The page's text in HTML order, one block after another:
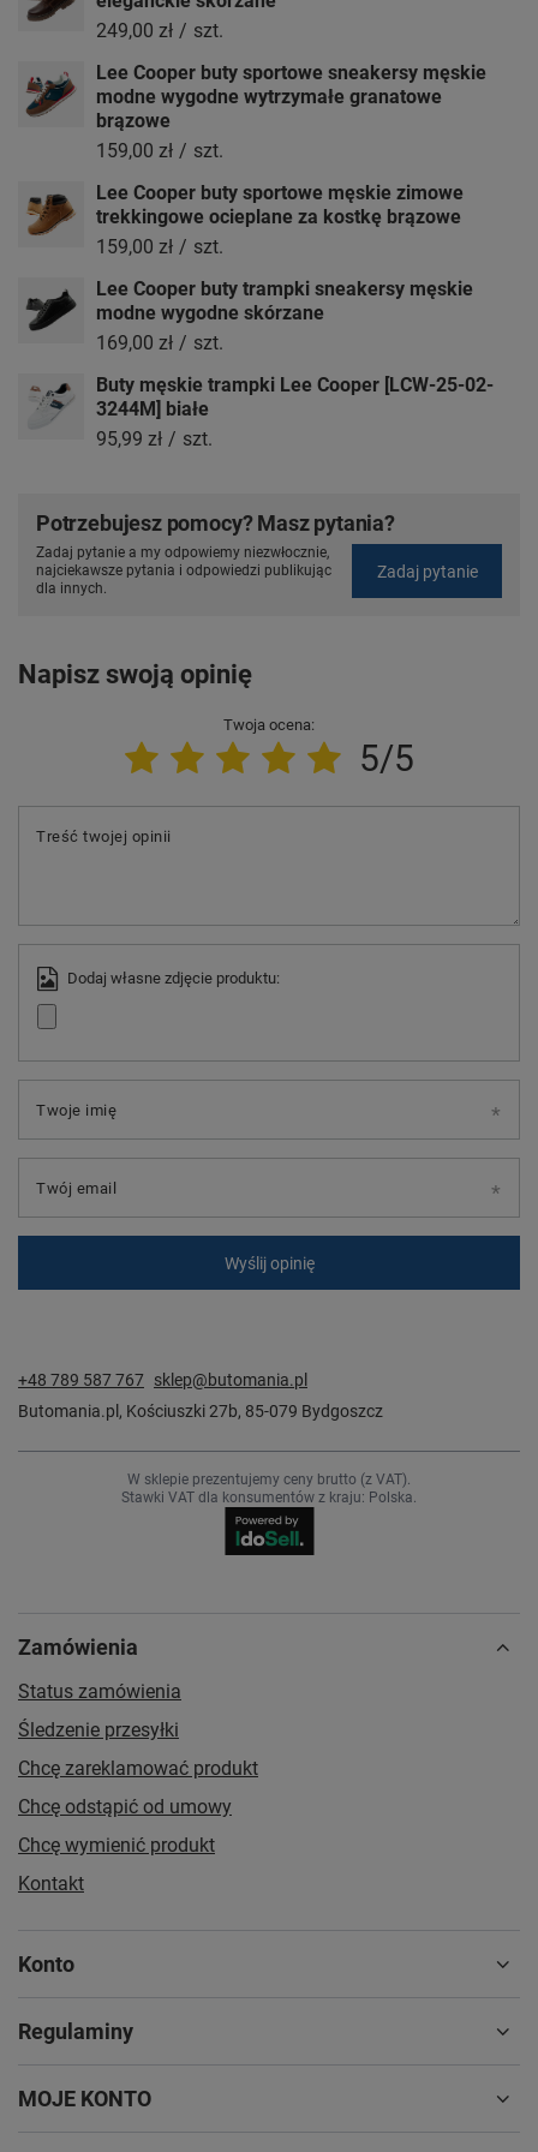
249,00 zł / szt.
Lee Cooper buty sportowe sneakersy męskie
modne wygodne wytrzymałe granatowe
brązowe
159,00 zł / szt.
Lee Cooper buty sportowe męskie zimowe
trekkingowe ocieplane za kostkę brązowe
159,00 zł / szt.
Lee Cooper buty trampki sneakersy męskie
modne wygodne skórzane
169,00 zł / szt.
Buty męskie trampki Lee Cooper [LCW-25-02-
3244M] białe
95,99 zł / szt.
Potrzebujesz pomocy? Masz pytania?
Zadaj pytanie a my odpowiemy niezwłocznie,
najciekawsze pytania i odpowiedzi publikując
dla innych.
Zadaj pytanie
Napisz swoją opinię
Twoja ocena:
5/5
Treść twojej opinii
Dodaj własne zdjęcie produktu:
Twoje imię
Twój email
Wyślij opinię
+48 789 587 767 sklep@butomania.pl
Butomania.pl , Kościuszki 27b, 85-079 Bydgoszcz
W sklepie prezentujemy ceny brutto (z VAT).
Stawki VAT dla konsumentów z kraju: Polska.
Zamówienia
Status zamówienia
Śledzenie przesyłki
Chcę zareklamować produkt
Chcę odstąpić od umowy
Chcę wymienić produkt
Kontakt
Konto
Regulaminy
MOJE KONTO